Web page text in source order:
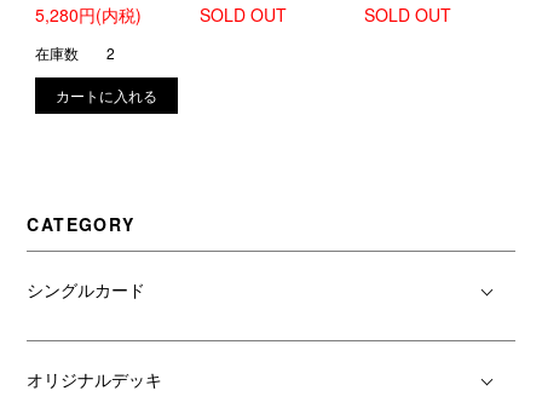
vol.1【新品BOX販
5,280円(内税)
在庫数 2
い存在【新品BOX
SOLD OUT
どこでも【新品
SOLD OUT
CATEGORY
シングルカード
オリジナルデッキ